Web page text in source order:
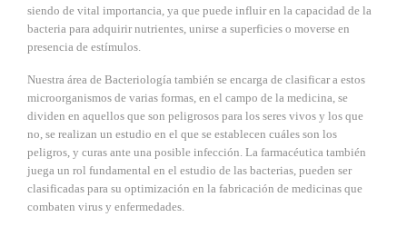
siendo de vital importancia, ya que puede influir en la capacidad de la
bacteria para adquirir nutrientes, unirse a superficies o moverse en
presencia de estímulos.
Nuestra área de Bacteriología también se encarga de clasificar a estos
microorganismos de varias formas, en el campo de la medicina, se
dividen en aquellos que son peligrosos para los seres vivos y los que
no, se realizan un estudio en el que se establecen cuáles son los
peligros, y curas ante una posible infección. La farmacéutica también
juega un rol fundamental en el estudio de las bacterias, pueden ser
clasificadas para su optimización en la fabricación de medicinas que
combaten virus y enfermedades.